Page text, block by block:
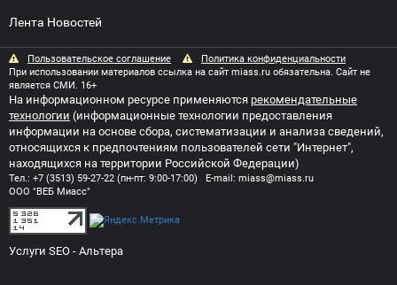
Лента Новостей
Пользовательское соглашение
Политика конфиденциальности
При использовании материалов ссылка на сайт miass.ru обязательна. Сайт не
является СМИ. 16+
На информационном ресурсе применяются рекомендательные
технологии (информационные технологии предоставления
информации на основе сбора, систематизации и анализа сведений,
относящихся к предпочтениям пользователей сети "Интернет",
находящихся на территории Российской Федерации)
Тел.: +7 (3513) 59-27-22 (пн-пт: 9:00-17:00) E-mail: miass@miass.ru
ООО "ВЕБ Миасс"
Услуги SEO - Альтера